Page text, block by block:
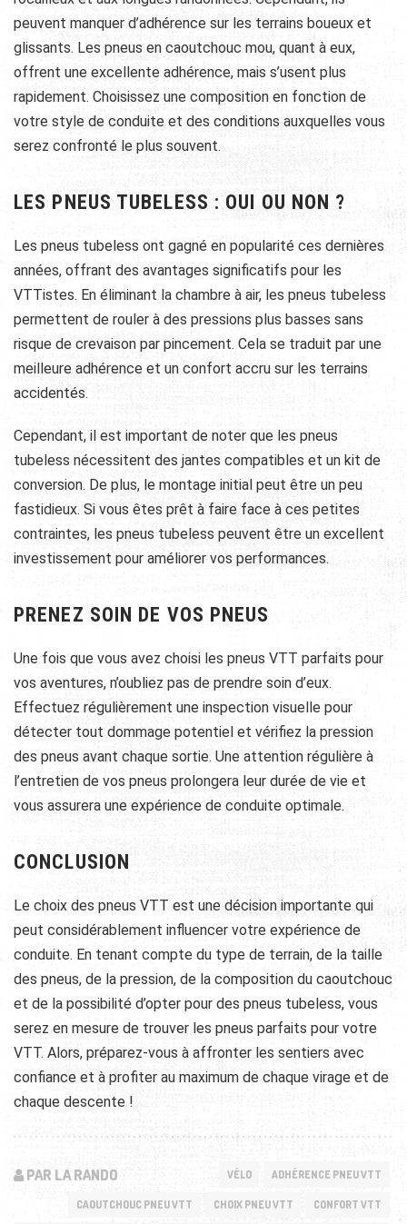
peuvent manquer d’adhérence sur les terrains boueux et
glissants. Les pneus en caoutchouc mou, quant à eux,
offrent une excellente adhérence, mais s’usent plus
rapidement. Choisissez une composition en fonction de
votre style de conduite et des conditions auxquelles vous
serez confronté le plus souvent.
LES PNEUS TUBELESS : OUI OU NON ?
Les pneus tubeless ont gagné en popularité ces dernières
années, offrant des avantages significatifs pour les
VTTistes. En éliminant la chambre à air, les pneus tubeless
permettent de rouler à des pressions plus basses sans
risque de crevaison par pincement. Cela se traduit par une
meilleure adhérence et un confort accru sur les terrains
accidentés.
Cependant, il est important de noter que les pneus
tubeless nécessitent des jantes compatibles et un kit de
conversion. De plus, le montage initial peut être un peu
fastidieux. Si vous êtes prêt à faire face à ces petites
contraintes, les pneus tubeless peuvent être un excellent
investissement pour améliorer vos performances.
PRENEZ SOIN DE VOS PNEUS
Une fois que vous avez choisi les pneus VTT parfaits pour
vos aventures, n’oubliez pas de prendre soin d’eux.
Effectuez régulièrement une inspection visuelle pour
détecter tout dommage potentiel et vérifiez la pression
des pneus avant chaque sortie. Une attention régulière à
l’entretien de vos pneus prolongera leur durée de vie et
vous assurera une expérience de conduite optimale.
CONCLUSION
Le choix des pneus VTT est une décision importante qui
peut considérablement influencer votre expérience de
conduite. En tenant compte du type de terrain, de la taille
des pneus, de la pression, de la composition du caoutchouc
et de la possibilité d’opter pour des pneus tubeless, vous
serez en mesure de trouver les pneus parfaits pour votre
VTT. Alors, préparez-vous à affronter les sentiers avec
confiance et à profiter au maximum de chaque virage et de
chaque descente !
PAR LA RANDO VÉLO ADHÉRENCE PNEU VTT
CAOUTCHOUC PNEU VTT CHOIX PNEU VTT CONFORT VTT